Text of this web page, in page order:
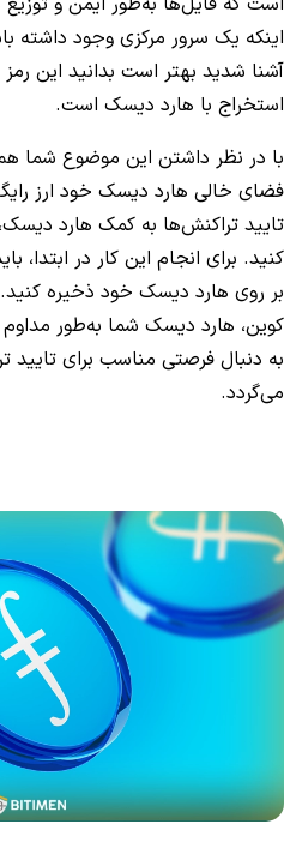
اینکه یک سرور مرکزی وجود داشته
آشنا شدید بهتر است بدانید این
استخراج با هارد دیسک است.
با در نظر داشتن این موضوع شما هم
فضای خالی هارد دیسک خود ارز
تایید تراکنش‌ها به کمک هارد
کنید. برای انجام این کار در ابتدا،
بر روی هارد دیسک خود ذخیره
کوین، هارد دیسک شما به‌طور مداوم
به دنبال فرصتی مناسب برای
می‌گردد.